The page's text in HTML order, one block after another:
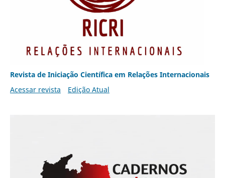
Revista de Iniciação Científica em Relações Internacionais
Acessar revista
Edição Atual